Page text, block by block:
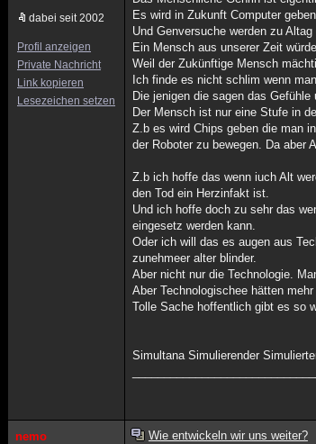
dabei seit 2002
Profil anzeigen
Private Nachricht
Link kopieren
Lesezeichen setzen
Es wird in Zukunft Computer
Und Genversuche werden zu Altag
Ein Mensch aus unserer Zeit
Weil der Zukünftige Mensch
Ich finde es nicht schlim wenn
Die jenigen die sagen das
Der Mensch ist nur eine Stufe in
Z.b es wird Chips geben die man
der Roboter zu bewegen. Da aber
Z.b ich hoffe das wenn iuch Alt
den Tod ein Herzinfakt ist.
Und ich hoffe doch zu sehr das
eingesetz werden kann.
Oder ich will das es augen aus
zunehmeer alter blinder.
Aber nicht nur die Technologie.
Aber Technologischee hätten
Tolle Sache hoffentlich gibt es so
Simultana Simulierender
nemo Wie entwickeln wir uns weiter?